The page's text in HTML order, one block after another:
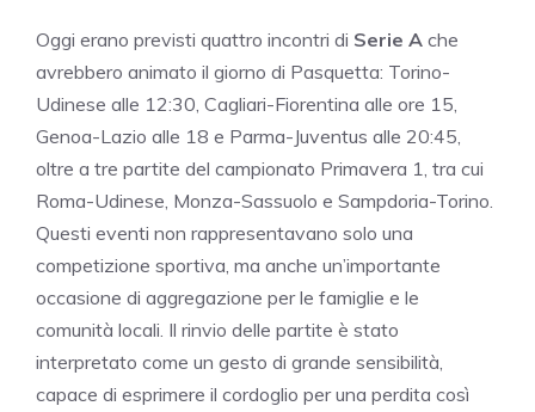
Oggi erano previsti quattro incontri di Serie A che
avrebbero animato il giorno di Pasquetta: Torino-
Udinese alle 12:30, Cagliari-Fiorentina alle ore 15,
Genoa-Lazio alle 18 e Parma-Juventus alle 20:45,
oltre a tre partite del campionato Primavera 1, tra cui
Roma-Udinese, Monza-Sassuolo e Sampdoria-Torino.
Questi eventi non rappresentavano solo una
competizione sportiva, ma anche un’importante
occasione di aggregazione per le famiglie e le
comunità locali. Il rinvio delle partite è stato
interpretato come un gesto di grande sensibilità,
capace di esprimere il cordoglio per una perdita così